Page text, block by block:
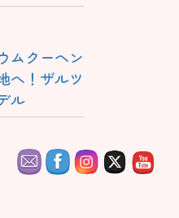
ムクーヘン
へ！ザルツ
ル